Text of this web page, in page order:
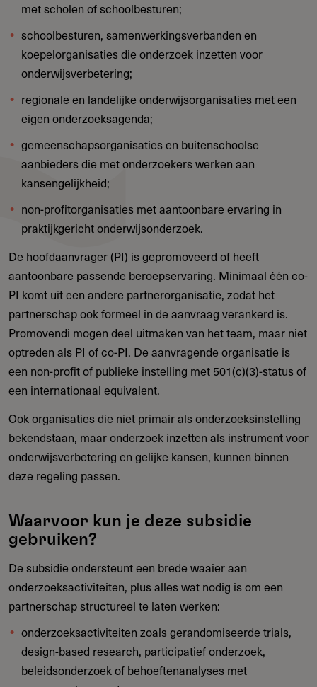
met scholen of schoolbesturen;
schoolbesturen, samenwerkingsverbanden en
koepelorganisaties die onderzoek inzetten voor
onderwijsverbetering;
regionale en landelijke onderwijsorganisaties met een
eigen onderzoeksagenda;
gemeenschapsorganisaties en buitenschoolse
aanbieders die met onderzoekers werken aan
kansengelijkheid;
non-profitorganisaties met aantoonbare ervaring in
praktijkgericht onderwijsonderzoek.
De hoofdaanvrager (PI) is gepromoveerd of heeft
aantoonbare passende beroepservaring. Minimaal één co-
PI komt uit een andere partnerorganisatie, zodat het
partnerschap ook formeel in de aanvraag verankerd is.
Promovendi mogen deel uitmaken van het team, maar niet
optreden als PI of co-PI. De aanvragende organisatie is
een non-profit of publieke instelling met 501(c)(3)-status of
een internationaal equivalent.
Ook organisaties die niet primair als onderzoeksinstelling
bekendstaan, maar onderzoek inzetten als instrument voor
onderwijsverbetering en gelijke kansen, kunnen binnen
deze regeling passen.
Waarvoor kun je deze subsidie
gebruiken?
De subsidie ondersteunt een brede waaier aan
onderzoeksactiviteiten, plus alles wat nodig is om een
partnerschap structureel te laten werken:
onderzoeksactiviteiten zoals gerandomiseerde trials,
design-based research, participatief onderzoek,
beleidsonderzoek of behoeftenanalyses met